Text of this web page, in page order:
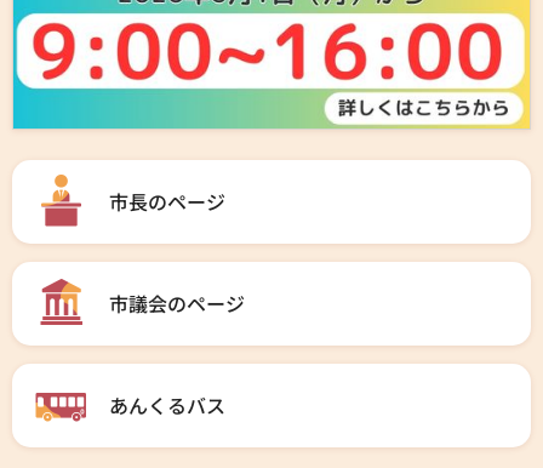
市長のページ
市議会のページ
あんくるバス